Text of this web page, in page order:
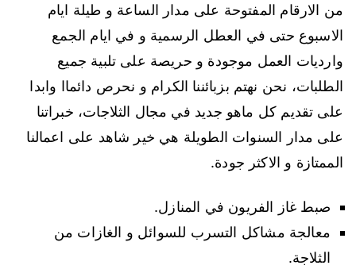
من الارقام المفتوحة على مدار الساعة و طيلة ايام
الاسبوع حتى في العطل الرسمية و في ايام الجمع
وارديات العمل موجودة و حريصة على تلبية جميع
الطلبات، نحن نهتم بزبائننا الكرام و نحرص دائماا وابدا
على تقديم كل ماهو جديد في مجال الثلاجات، خبراتنا
على مدار السنوات الطويلة هي خير شاهد على اعمالنا
الممتازة و الاكثر جودة.
صبط غاز الفريون في المنازل.
معالجة مشاكل التسرب للسوائل و الغازات من
الثلاجة.